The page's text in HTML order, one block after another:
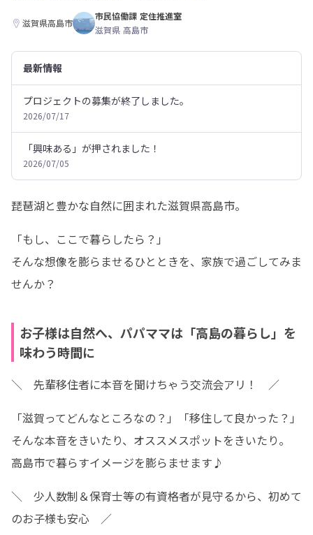
滋賀県高島市
市民協働課 定住推進室
滋賀県 高島市
最新情報
プロジェクトの募集が終了しました。
2026/07/17
「興味ある」が押されました！
2026/07/05
琵琶湖と豊かな自然に囲まれた滋賀県高島市。
「もし、ここで暮らしたら？」
そんな想像を膨らませるひとときを、家族で過ごしてみま
せんか？
お子様は自然へ、パパママは「高島の暮らし」を
味わう時間に
＼　先輩移住者に本音を聞けちゃう交流会アリ！　／
「滋賀ってどんなところなの？」「移住して良かった？」
そんな本音をきいたり、オススメスポットをきいたり。
高島市で暮らすイメージを膨らませます♪
＼　少人数制＆保育士等の有資格者が見守るから、初めて
のお子様も安心　／